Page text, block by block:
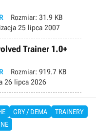
Rozmiar: 31.9 KB
25 lipca 2007
Trainer 1.0+
Rozmiar: 919.7 KB
26 lipca 2026
GRY / DEMA
TRAINERY